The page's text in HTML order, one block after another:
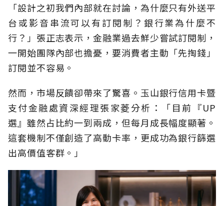
「設計之初我們內部就在討論，為什麼只有外送平
台或影音串流可以有訂閱制？銀行業為什麼不
行？」張正志表示，金融業過去鮮少嘗試訂閱制，
一開始團隊內部也擔憂，要消費者主動「先掏錢」
訂閱並不容易。
然而，市場反饋卻帶來了驚喜。玉山銀行信用卡暨
支付金融處資深經理張家菱分析：「目前『UP
選』雖然占比約一到兩成，但每月成長幅度顯著。
這套機制不僅創造了高動卡率，更成功為銀行篩選
出高價值客群。」